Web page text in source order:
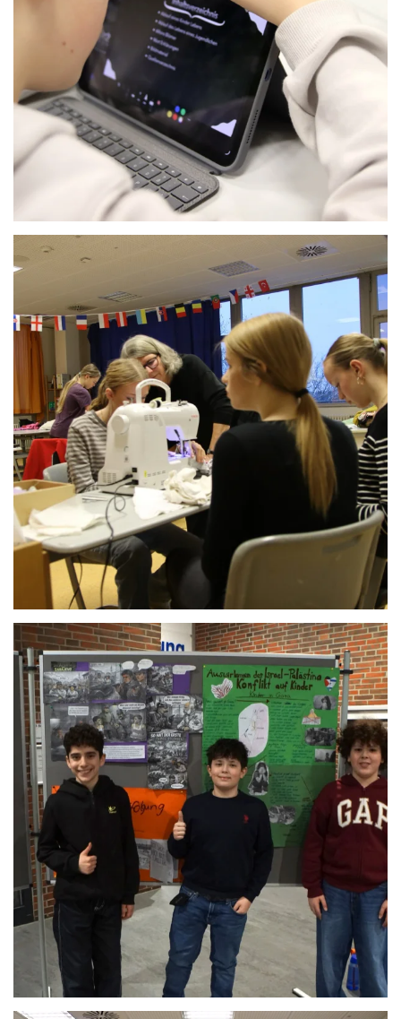
Anschauen....
Anschauen....
Anschauen....